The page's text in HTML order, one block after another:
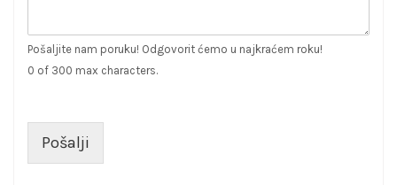
Pošaljite nam poruku! Odgovorit ćemo u najkraćem roku!
0 of 300 max characters.
Pošalji